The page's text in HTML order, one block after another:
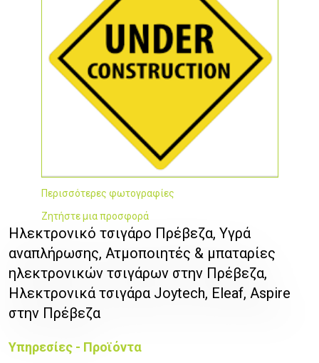
Περισσότερες φωτογραφίες
Ζητήστε μια προσφορά
Ηλεκτρονικό τσιγάρο Πρέβεζα, Υγρά
αναπλήρωσης, Ατμοποιητές & μπαταρίες
ηλεκτρονικών τσιγάρων στην Πρέβεζα,
Ηλεκτρονικά τσιγάρα Joytech, Eleaf, Aspire
στην Πρέβεζα
Υπηρεσίες - Προϊόντα